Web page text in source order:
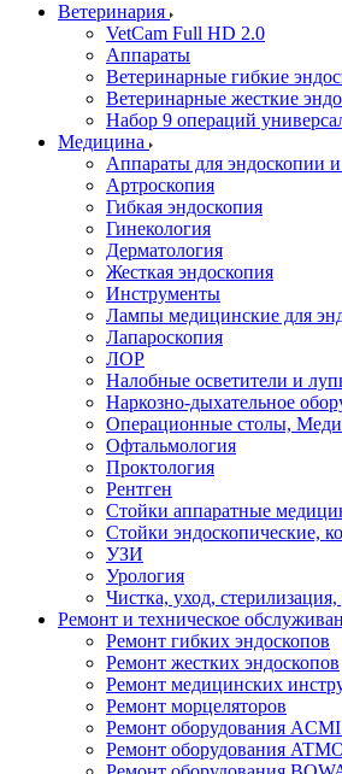
Ветеринария
VetCam Full HD 2.0
Аппараты
Ветеринарные гибкие
Ветеринарные жесткие
Набор 9 операций
Медицина
Аппараты для эндоскопии
Артроскопия
Гибкая эндоскопия
Гинекология
Дерматология
Жесткая эндоскопия
Инструменты
Лампы медицинские для
Лапароскопия
ЛОР
Налобные осветители и
Наркозно-дыхательное
Операционные столы,
Офтальмология
Проктология
Рентген
Стойки аппаратные
Стойки эндоскопические,
УЗИ
Урология
Чистка, уход,
Ремонт и техническое
Ремонт гибких эндоскопов
Ремонт жестких эндоскопов
Ремонт медицинских
Ремонт морцеляторов
Ремонт оборудования
Ремонт оборудования